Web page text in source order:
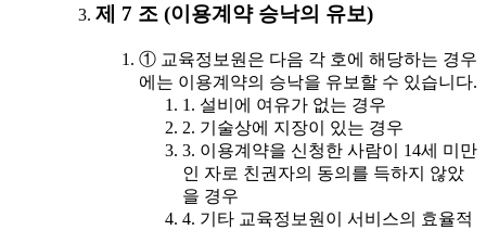
제 7 조 (이용계약 승낙의 유보)
① 교육정보원은 다음 각 호에 해당하는 경우
에는 이용계약의 승낙을 유보할 수 있습니다.
1. 설비에 여유가 없는 경우
2. 기술상에 지장이 있는 경우
3. 이용계약을 신청한 사람이 14세 미만
인 자로 친권자의 동의를 득하지 않았
을 경우
4. 기타 교육정보원이 서비스의 효율적